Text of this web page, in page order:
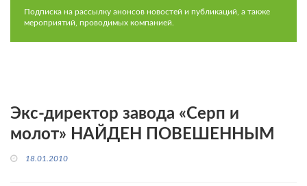
Подписка на рассылку анонсов новостей и публикаций, а также
мероприятий, проводимых компанией.
Экс-директор завода «Серп и
молот» НАЙДЕН ПОВЕШЕННЫМ
18.01.2010